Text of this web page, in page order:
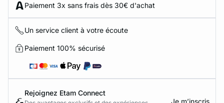
Paiement 3x sans frais dès 30€ d'achat
Un service client à votre écoute
Paiement 100% sécurisé
Rejoignez Etam Connect
Je m’inscris